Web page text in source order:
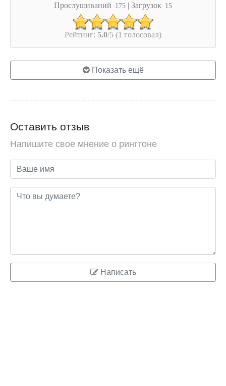
Прослушиваний 175 | Загрузок 15
Рейтинг: 5.0/5 (1 голосовал)
Показать ещё
Оставить отзыв
Напишите свое мнение о рингтоне
Написать